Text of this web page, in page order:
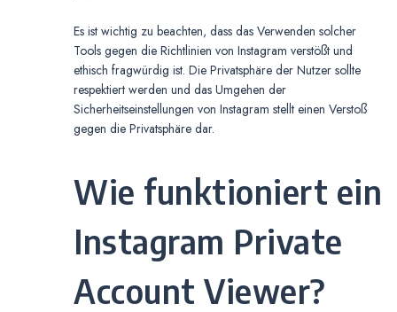
Es ist wichtig zu beachten, dass das Verwenden solcher
Tools gegen die Richtlinien von Instagram verstößt und
ethisch fragwürdig ist. Die Privatsphäre der Nutzer sollte
respektiert werden und das Umgehen der
Sicherheitseinstellungen von Instagram stellt einen Verstoß
gegen die Privatsphäre dar.
Wie funktioniert ein
Instagram Private
Account Viewer?